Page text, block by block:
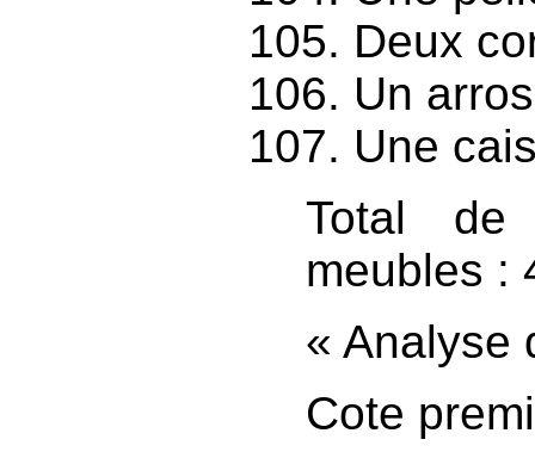
Deux
Un
Une
Total de
meubles :
« Analyse
Cote